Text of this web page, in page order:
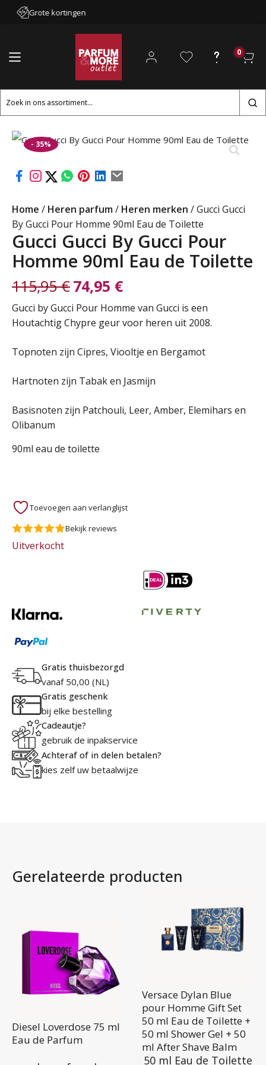
Grote kortingen
0
Zoeken
naar:
- 35%
Home / Heren parfum/ Heren merken / Gucci Gucci
By Gucci Pour Homme 90ml Eau de Toilette
Gucci Gucci By Gucci Pour
Homme 90ml Eau de Toilette
115,95€
Oorspronkelijke
prijs
was:
115,95 €.
74,95 €
Huidige
prijs
is:
74,95 €.
Gucci by Gucci Pour Homme van Gucci is een
Houtachtig Chypre geur voor heren uit 2008.
Topnoten zijn Cipres, Viooltje en Bergamot
Hartnoten zijn Tabak en Jasmijn
Basisnoten zijn Patchouli, Leer, Amber, Elemihars en
Olibanum
90ml eau de toilette
Toevoegen aan verlanglijst
Bekijk reviews
Uitverkocht
Gratis thuisbezorgd
vanaf 50,00 (NL)
Gratis geschenk
bij elke bestelling
Cadeautje?
gebruik de inpakservice
Achteraf of in delen betalen?
kies zelf uw betaalwijze
Gerelateerde producten
Diesel Loverdose 75 ml
Eau de Parfum
Versace Dylan Blue
pour Homme Gift Set
50 ml Eau de Toilette +
50 ml Shower Gel + 50
ml After Shave Balm
50 ml Eau de Toilette